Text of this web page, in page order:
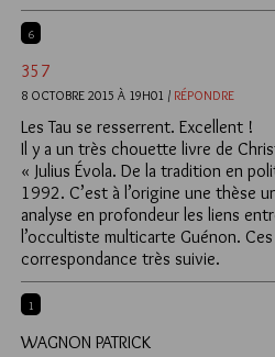
6
357
8 OCTOBRE 2015 À 19H01 / RÉPONDRE
Les Tau se resserrent. Excellent !
Il y a un très chouette livre de
« Julius Évola. De la tradition en
1992. C’est à l’origine une thèse
analyse en profondeur les liens
l’occultiste multicarte Guénon.
correspondance très suivie.
1
WAGNON PATRICK